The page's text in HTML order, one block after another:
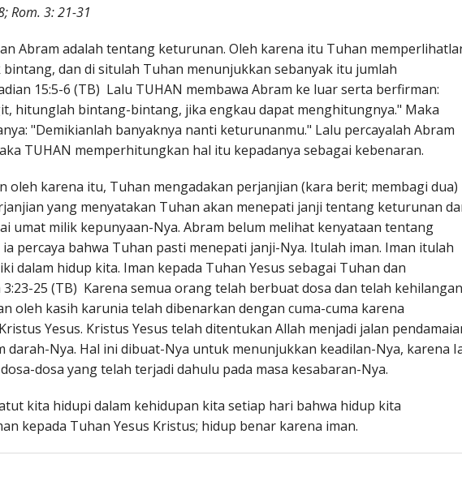
Rom. 3: 21-31
Abram adalah tentang keturunan. Oleh karena itu Tuhan
bintang, dan di situlah Tuhan menunjukkan sebanyak itu jumlah
15:5-6 (TB) Lalu TUHAN membawa Abram ke luar serta berfirman:
hitunglah bintang-bintang, jika engkau dapat menghitungnya." Maka
"Demikianlah banyaknya nanti keturunanmu." Lalu percayalah Abram
TUHAN memperhitungkan hal itu kepadanya sebagai kebenaran.
oleh karena itu, Tuhan mengadakan perjanjian (kara berit; membagi dua)
yang menyatakan Tuhan akan menepati janji tentang keturunan
umat milik kepunyaan-Nya. Abram belum melihat kenyataan tentang
percaya bahwa Tuhan pasti menepati janji-Nya. Itulah iman. Iman itulah
dalam hidup kita. Iman kepada Tuhan Yesus sebagai Tuhan dan
3:23-25 (TB) Karena semua orang telah berbuat dosa dan telah kehilangan
oleh kasih karunia telah dibenarkan dengan cuma-cuma karena
Yesus. Kristus Yesus telah ditentukan Allah menjadi jalan
darah-Nya. Hal ini dibuat-Nya untuk menunjukkan keadilan-Nya, karena
dosa yang telah terjadi dahulu pada masa kesabaran-Nya.
kita hidupi dalam kehidupan kita setiap hari bahwa hidup kita
kepada Tuhan Yesus Kristus; hidup benar karena iman.